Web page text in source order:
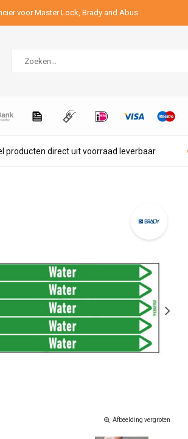
voor Master Lock, Brady and Abus
producten direct uit voorraad leverbaar
Afbeelding vergroten